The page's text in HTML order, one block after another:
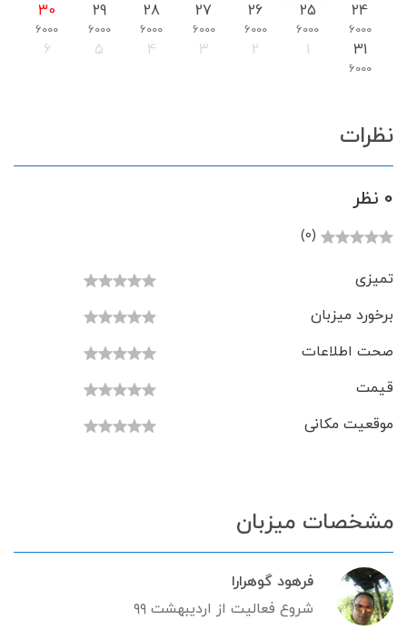
24
6000
25
6000
26
6000
27
6000
28
6000
29
6000
30
6000
31
6000
1
2
3
4
5
6
نظرات
0 نظر
(0)
تمیزی
برخورد میزبان
صحت اطلاعات
قیمت
موقعیت مکانی
مشخصات میزبان
فرهود گوهرارا
شروع فعالیت از اردیبهشت ۹۹